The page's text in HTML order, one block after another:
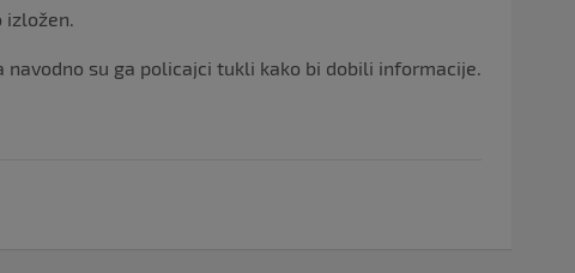
izložen.
su ga policajci tukli kako bi dobili informacije.